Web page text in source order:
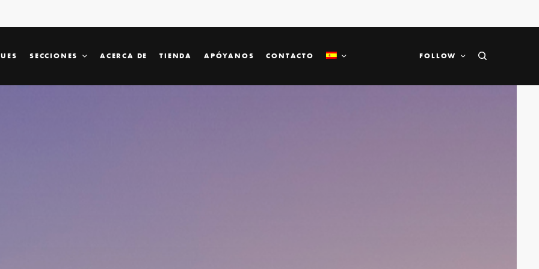
SECCIONES ACERCA DE TIENDA APÓYANOS CONTACTO FOLLOW